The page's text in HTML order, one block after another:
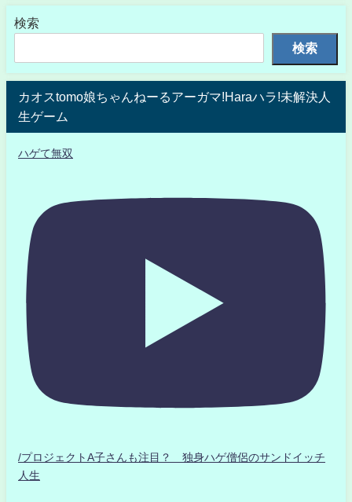
検索
検索
カオスtomo娘ちゃんねーるアーガマ!Haraハラ!未解決人
生ゲーム
ハゲて無双
/プロジェクトA子さんも注目？ 独身ハゲ僧侶のサンドイッチ
人生